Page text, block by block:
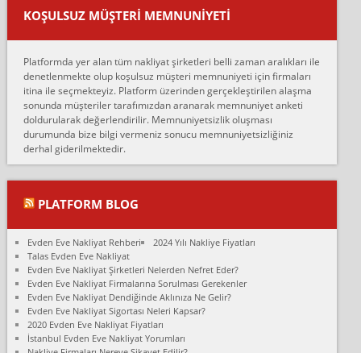
var verdikleri fiyat teklifini arttırdılar. Sonrasında taşıma gününde
oldukça tutarsı...
Ankara Alicanlar naklyat tel 5465524025. 2600 TL'ye ankaradan
Konya ya Alicanlar naklyat la anlaştık bu şahıs evin taşınacağı gün
fiyatın mazoto gele...
Fatih kokmese:
Diyarbakır dan eşyamı getirtmek için anlaştım sözleşme yaptım.
Son anda fiyat artırdılar.. mecburiyetten tasittim.. bu kişiler ağrılı
Ali:
olduk. Asansörlü dediler sonra uraya asansör kurulmaz dediler
fark istediler. ortada asa...
Nimet:
Ben 2021 Ağustos ilk haftası Evimi taşıdım yani İstanbul'un bir
Mahallesi'nden bir başka Mahallesi'ne yani Ümraniye bölgesinde
oturuyorum önceleri ara...
Nimet Köse:
KOŞULSUZ MÜŞTERI MEMNUNIYETI
Platformda yer alan tüm nakliyat şirketleri belli zaman aralıkları ile
denetlenmekte olup koşulsuz müşteri memnuniyeti için firmaları
itina ile seçmekteyiz. Platform üzerinden gerçekleştirilen alaşma
sonunda müşteriler tarafımızdan aranarak memnuniyet anketi
doldurularak değerlendirilir. Memnuniyetsizlik oluşması
durumunda bize bilgi vermeniz sonucu memnuniyetsizliğiniz
derhal giderilmektedir.
PLATFORM BLOG
Evden Eve Nakliyat Rehberi
2024 Yılı Nakliye Fiyatları
Talas Evden Eve Nakliyat
Evden Eve Nakliyat Şirketleri Nelerden Nefret Eder?
Evden Eve Nakliyat Firmalarına Sorulması Gerekenler
Evden Eve Nakliyat Dendiğinde Aklınıza Ne Gelir?
Evden Eve Nakliyat Sigortası Neleri Kapsar?
2020 Evden Eve Nakliyat Fiyatları
İstanbul Evden Eve Nakliyat Yorumları